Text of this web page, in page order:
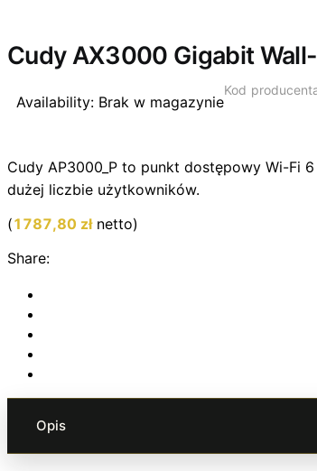
Cudy AX3000 Gigabit
Availability: Brak w magazynie
Kod
Cudy AP3000_P to punkt dostępowy Wi-Fi
dużej liczbie użytkowników.
(1787,80 złnetto)
Share:
Opis